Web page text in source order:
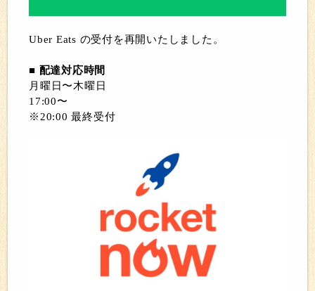
Uber Eats の受付を再開いたしました。
■ 配達対応時間
月曜日〜木曜日
17:00〜
※20:00 最終受付